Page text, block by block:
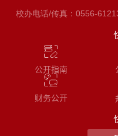
校办电话/传真：0556-
公开指南
财务公开